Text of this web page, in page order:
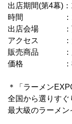
出店期間(第4幕)
時間 ：
出店会場 ：万
アクセス ：大
販売商品 ：厚
価格 ：800
＊「ラーメン
全国から選りす
最大級のラーメン